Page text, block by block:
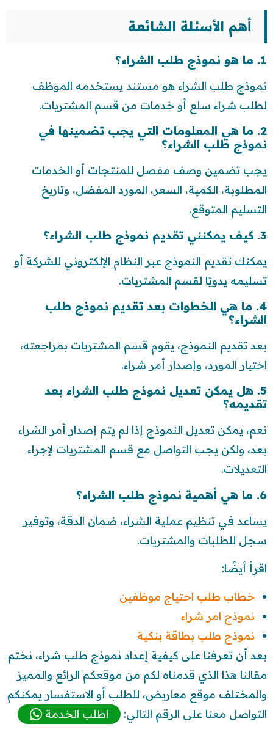
أهم الأسئلة الشائعة
1. ما هو نموذج طلب الشراء؟
نموذج طلب الشراء هو مستند يستخدمه الموظف
لطلب شراء سلع أو خدمات من قسم المشتريات.
2. ما هي المعلومات التي يجب تضمينها في
نموذج طلب الشراء؟
يجب تضمين وصف مفصل للمنتجات أو الخدمات
المطلوبة، الكمية، السعر، المورد المفضل، وتاريخ
التسليم المتوقع.
3. كيف يمكنني تقديم نموذج طلب الشراء؟
يمكنك تقديم النموذج عبر النظام الإلكتروني للشركة أو
تسليمه يدويًا لقسم المشتريات.
4. ما هي الخطوات بعد تقديم نموذج طلب
الشراء؟
بعد تقديم النموذج، يقوم قسم المشتريات بمراجعته،
اختيار المورد، وإصدار أمر شراء.
5. هل يمكن تعديل نموذج طلب الشراء بعد
تقديمه؟
نعم، يمكن تعديل النموذج إذا لم يتم إصدار أمر الشراء
بعد، ولكن يجب التواصل مع قسم المشتريات لإجراء
التعديلات.
6. ما هي أهمية نموذج طلب الشراء؟
يساعد في تنظيم عملية الشراء، ضمان الدقة، وتوفير
سجل للطلبات والمشتريات.
اقرأ أيضًا:
خطاب طلب احتياج موظفين
نموذج امر شراء
نموذج طلب بطاقة بنكية
بعد أن تعرفنا على كيفية إعداد نموذج طلب شراء، نختم
مقالنا هذا الذي قدمناه لكم من موقعكم الرائع والمميز
والمختلف موقع معاريض، للطلب أو الاستفسار يمكنكم
التواصل معنا على الرقم التالي:
اطلب الخدمة